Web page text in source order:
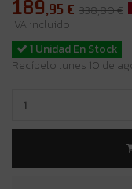
189,95 € 338,80 €
IVA incluido
1 Unidad En Stock
Recíbelo lunes 10 de